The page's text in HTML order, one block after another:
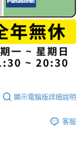
顯示電腦版詳細說明
客服